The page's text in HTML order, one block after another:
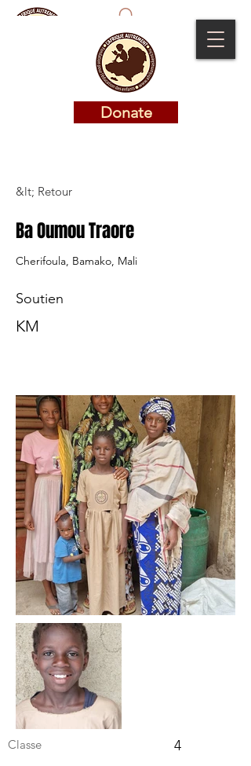
Donate
Donate
&lt; Retour
Ba Oumou Traore
Cherifoula, Bamako, Mali
Soutien
KM
Classe 4